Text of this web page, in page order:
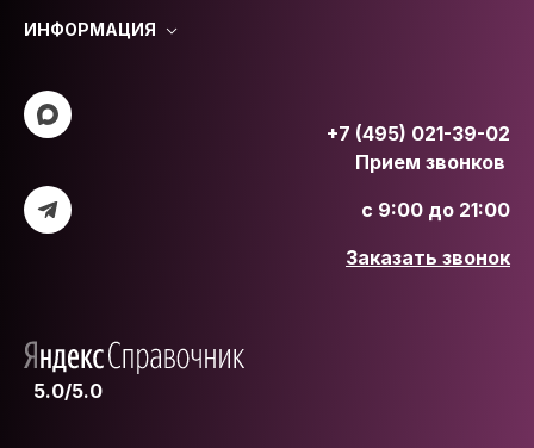
ИНФОРМАЦИЯ
+7 (495) 021-39-02
Прием звонков
с 9:00 до 21:00
Заказать звонок
5.0/5.0